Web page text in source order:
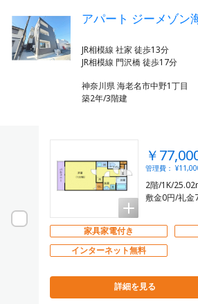
アパート ジーメゾン
JR相模線 社家 徒歩13分
神奈川県 海老名市中野1丁目
築2年/3階建
￥
管理費：
2階/1K/
敷金0円/礼金
家具家電付き
インターネット無料
詳細を見る